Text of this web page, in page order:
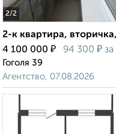
2/2
2-к квартира,
4 100 000 ₽ 94 300 ₽ за
Гоголя 39
Агентство, 07.08.2026